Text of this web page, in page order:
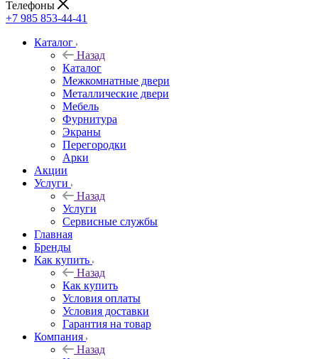
Телефоны
+7 985 853-44-41
Каталог
Назад
Каталог
Межкомнатные двери
Металлические двери
Мебель
Фурнитура
Экраны
Перегородки
Арки
Акции
Услуги
Назад
Услуги
Сервисные службы
Главная
Бренды
Как купить
Назад
Как купить
Условия оплаты
Условия доставки
Гарантия на товар
Компания
Назад